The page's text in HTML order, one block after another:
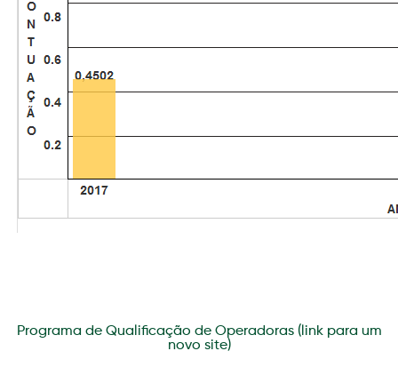
Programa de Qualificação de Operadoras (link para um
novo site)